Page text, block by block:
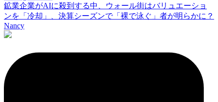
鉱業企業がAIに殺到する中、ウォール街はバリュエーショ
ンを「冷却」、決算シーズンで「裸で泳ぐ」者が明らかに？
Nancy